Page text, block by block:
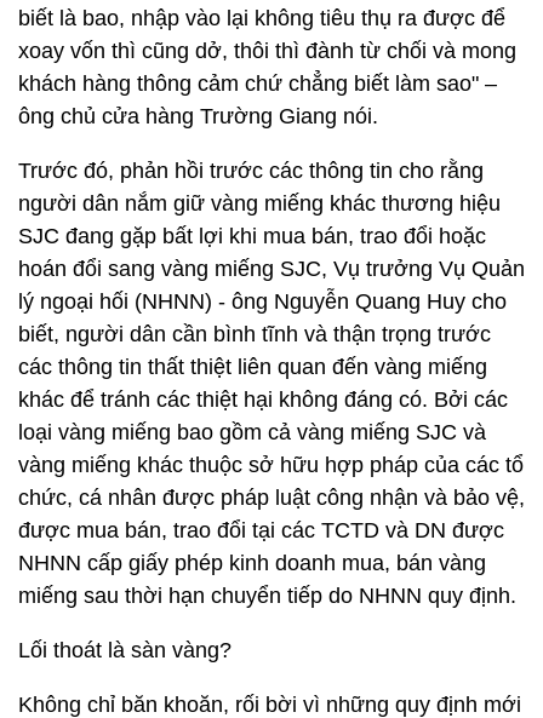
biết là bao, nhập vào lại không tiêu thụ ra được để
xoay vốn thì cũng dở, thôi thì đành từ chối và mong
khách hàng thông cảm chứ chẳng biết làm sao" –
ông chủ cửa hàng Trường Giang nói.
Trước đó, phản hồi trước các thông tin cho rằng
người dân nắm giữ vàng miếng khác thương hiệu
SJC đang gặp bất lợi khi mua bán, trao đổi hoặc
hoán đổi sang vàng miếng SJC, Vụ trưởng Vụ Quản
lý ngoại hối (NHNN) - ông Nguyễn Quang Huy cho
biết, người dân cần bình tĩnh và thận trọng trước
các thông tin thất thiệt liên quan đến vàng miếng
khác để tránh các thiệt hại không đáng có. Bởi các
loại vàng miếng bao gồm cả vàng miếng SJC và
vàng miếng khác thuộc sở hữu hợp pháp của các tổ
chức, cá nhân được pháp luật công nhận và bảo vệ,
được mua bán, trao đổi tại các TCTD và DN được
NHNN cấp giấy phép kinh doanh mua, bán vàng
miếng sau thời hạn chuyển tiếp do NHNN quy định.
Lối thoát là sàn vàng?
Không chỉ băn khoăn, rối bời vì những quy định mới